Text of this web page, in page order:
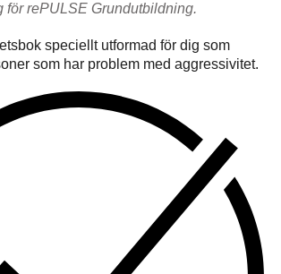
för rePULSE Grundutbildning.
speciellt utformad för dig som
som har problem med aggressivitet.